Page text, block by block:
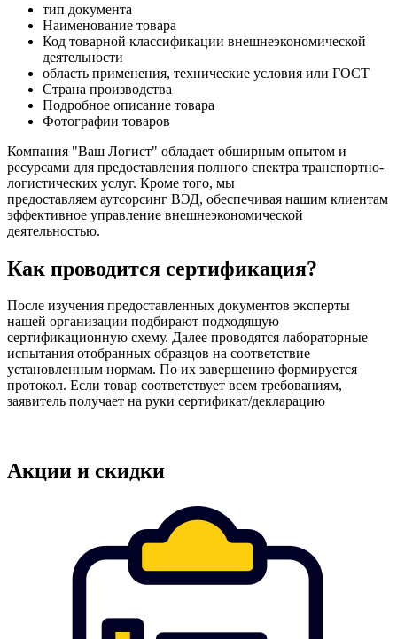
тип документа
Наименование товара
Код товарной классификации внешнеэкономической
деятельности
область применения, технические условия или ГОСТ
Страна производства
Подробное описание товара
Фотографии товаров
Компания "Ваш Логист" обладает обширным опытом и
ресурсами для предоставления полного спектра транспортно-
логистических услуг. Кроме того, мы
предоставляем аутсорсинг ВЭД, обеспечивая нашим клиентам
эффективное управление внешнеэкономической
деятельностью.
Как проводится сертификация?
После изучения предоставленных документов эксперты
нашей организации подбирают подходящую
сертификационную схему. Далее проводятся лабораторные
испытания отобранных образцов на соответствие
установленным нормам. По их завершению формируется
протокол. Если товар соответствует всем требованиям,
заявитель получает на руки сертификат/декларацию
Акции и скидки